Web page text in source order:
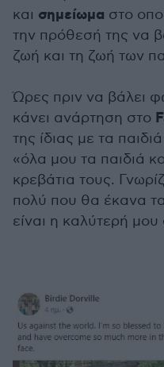
και σημείωμα στο
την πρόθεσή της να
ζωή και τη ζωή των
Ώρες πριν να βάλει
κάνει ανάρτηση στο
της ίδιας με τα
«όλα μου τα παιδιά
κρεβάτια τους.
πολύ που θα έκανα
είναι η καλύτερή μου